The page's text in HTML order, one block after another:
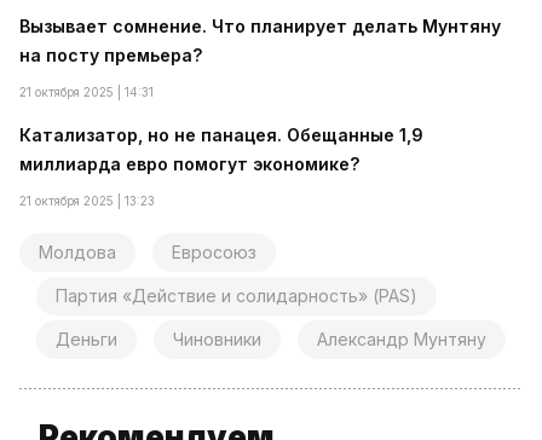
Вызывает сомнение. Что планирует делать Мунтяну
на посту премьера?
21 октября 2025 | 14:31
Катализатор, но не панацея. Обещанные 1,9
миллиарда евро помогут экономике?
21 октября 2025 | 13:23
Молдова Евросоюз
Партия «Действие и солидарность» (PAS)
Деньги Чиновники Александр Мунтяну